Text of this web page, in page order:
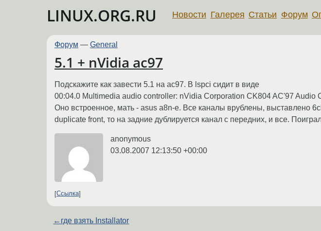
LINUX.ORG.RU Новости Галерея Статьи Форум
Форум — General
5.1 + nVidia ac97
Подскажите как завести 5.1 на ac97. В lspci сидит в виде
00:04.0 Multimedia audio controller: nVidia Corporation CK804 AC'97 Audio
Оно встроенное, мать - asus a8n-e. Все каналы врублены, выставлено
duplicate front, то на задние дублируется канал с передних, и все.
anonymous
03.08.2007 12:13:50 +00:00
Ссылка
← где взять Installator